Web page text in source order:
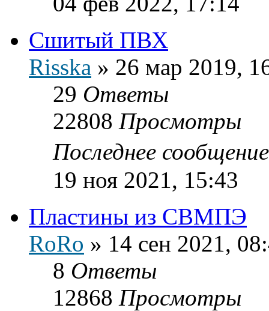
Сшитый ПВХ
Risska » 26 мар 2019,
29 Ответы
22808 Просмотры
Последнее
19 ноя 2021, 15:43
Пластины из СВМПЭ
RoRo » 14 сен 2021,
8 Ответы
12868 Просмотры